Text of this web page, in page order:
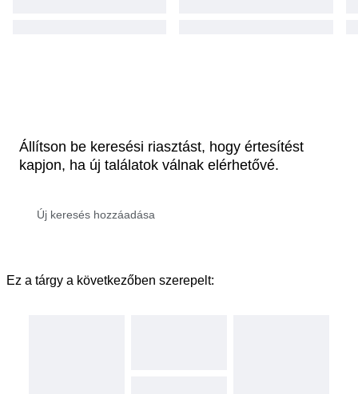
Állítson be keresési riasztást, hogy értesítést
kapjon, ha új találatok válnak elérhetővé.
Ez a tárgy a következőben szerepelt: